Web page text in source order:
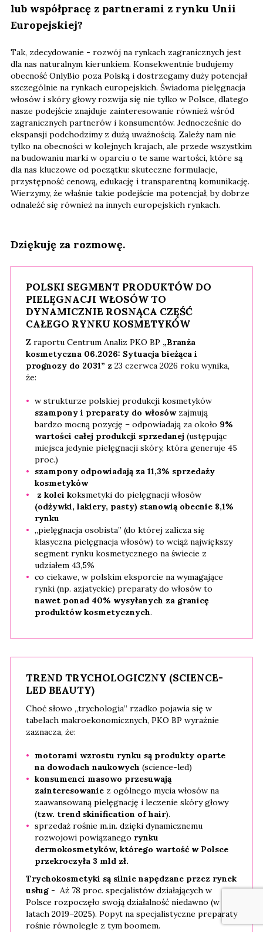
lub współpracę z partnerami z rynku Unii
Europejskiej?
Tak, zdecydowanie - rozwój na rynkach zagranicznych jest
dla nas naturalnym kierunkiem. Konsekwentnie budujemy
obecność OnlyBio poza Polską i dostrzegamy duży potencjał
szczególnie na rynkach europejskich. Świadoma pielęgnacja
włosów i skóry głowy rozwija się nie tylko w Polsce, dlatego
nasze podejście znajduje zainteresowanie również wśród
zagranicznych partnerów i konsumentów. Jednocześnie do
ekspansji podchodzimy z dużą uważnością. Zależy nam nie
tylko na obecności w kolejnych krajach, ale przede wszystkim
na budowaniu marki w oparciu o te same wartości, które są
dla nas kluczowe od początku: skuteczne formulacje,
przystępność cenową, edukację i transparentną komunikację.
Wierzymy, że właśnie takie podejście ma potencjał, by dobrze
odnaleźć się również na innych europejskich rynkach.
Dziękuję za rozmowę.
POLSKI SEGMENT PRODUKTÓW DO
PIELĘGNACJI WŁOSÓWTO
DYNAMICZNIE ROSNĄCA CZĘŚĆ
CAŁEGO RYNKU KOSMETYKÓW
Z raportu Centrum Analiz PKO BP „Branża
kosmetyczna 06.2026: Sytuacja bieżąca i
prognozy do 2031” z 23 czerwca 2026 roku wynika,
że:
w strukturze polskiej produkcji kosmetyków
szampony i preparaty do włosówzajmują
bardzo mocną pozycję – odpowiadają za około 9%
wartości całej produkcji sprzedanej (ustępując
miejsca jedynie pielęgnacji skóry, która generuje 45
proc.)
szampony odpowiadają za 11,3% sprzedaży
kosmetyków
z kolei koksmetyki do pielęgnacji włosów
(odżywki, lakiery, pasty) stanowią obecnie 8,1%
rynku
„pielęgnacja osobista” (do której zalicza się
klasyczna pielęgnacja włosów) to wciąż największy
segment rynku kosmetycznego na świecie z
udziałem 43,5%
co ciekawe, w polskim eksporcie na wymagające
rynki (np. azjatyckie) preparaty do włosów to
nawet ponad 40% wysyłanych za granicę
produktów kosmetycznych.
TREND TRYCHOLOGICZNY (SCIENCE-
LED BEAUTY)
Choć słowo „trychologia” rzadko pojawia się w
tabelach makroekonomicznych, PKO BP wyraźnie
zaznacza, że:
motorami wzrostu rynku są produkty oparte
na dowodach naukowych (science-led)
konsumenci masowo przesuwają
zainteresowanie z ogólnego mycia włosów na
zaawansowaną pielęgnację i leczenie skóry głowy
(tzw. trend skinification of hair).
sprzedaż rośnie m.in. dzięki dynamicznemu
rozwojowi powiązanego rynku
dermokosmetyków, którego wartość w Polsce
przekroczyła 3 mld zł.
Trychokosmetyki są silnie napędzane przez rynek
usług - Aż 78 proc. specjalistów działających w
Polsce rozpoczęło swoją działalność niedawno (w
latach 2019–2025). Popyt na specjalistyczne preparaty
rośnie równolegle z tym boomem.